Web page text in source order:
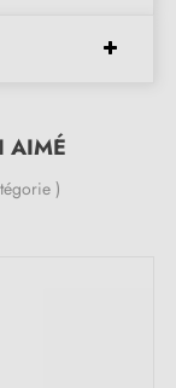
AIMÉ
)